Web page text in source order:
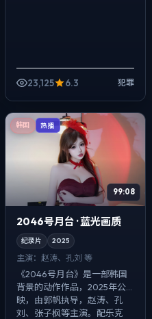
23,125 6.3 犯罪
韩国 热播
99:08
2046号月台 · 蓝光画质
纪录片 2025
主演： 赵涛、孔刘 等
《2046号月台》是一部韩国
背景的动作作品，2025年公
映，由郭帆执导，赵涛、孔
刘、张子枫等主演。配乐克